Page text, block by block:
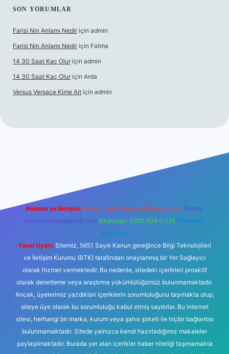
SON YORUMLAR
Farisi Nin Anlamı Nedir için admin
Farisi Nin Anlamı Nedir için Fatma
14 30 Saat Kaç Olur için admin
14 30 Saat Kaç Olur için Arda
Versus Versace Kime Ait için admin
Reklam ve İletişim: E-mail: backlinkpaneli@gmail.com Teams:
forumhizmeti@gmail.com Whatsapp: 0262 606 0 726 Telegram:
@karabul
Yasal Uyarı: Sitemiz, 5651 Sayılı Kanun gereğince Bilgi Teknolojileri
ve İletişim Kurumu (BTK) tarafından onaylanmış bir Yer Sağlayıcı
olarak hizmet vermektedir. Bu nedenle, sitedeki içerikleri proaktif
olarak denetleme veya araştırma yükümlülüğümüz bulunmamaktadır.
Ancak, üyelerimiz yazdıkları içeriklerin sorumluluğunu taşımakta olup,
siteye üye olarak bu sorumluluğu kabul etmiş sayılırlar. Bu internet
sitesi, herhangi bir marka, kurum veya şahıs şirketi ile hiçbir bağlantısı
bulunmamaktadır. Sitede yalnızca kendi hazırladığımız makaleler
paylaşılmaktadır. Burada yer alan içerikler haber niteliği taşımamakta